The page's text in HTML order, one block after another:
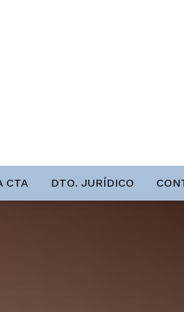
CTA DTO. JURÍDICO